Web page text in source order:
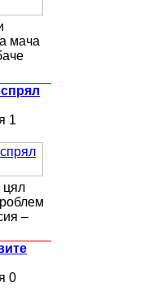
мача
1
цял
–
0